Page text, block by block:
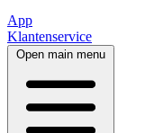
App
Klantenservice
Open main menu